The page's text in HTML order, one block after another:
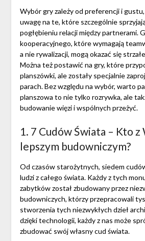
Wybór gry zależy od preferencji i
uwagę na te, które szczególnie
pogłębieniu relacji między partnerami.
kooperacyjnego, które wymagają
a nie rywalizacji, mogą okazać się
Można też postawić na gry, które
planszówki, ale zostały specjalnie
parach. Bez względu na wybór, warto
planszowa to nie tylko rozrywka, ale
budowanie więzi i wspólnych przeżyć.
1. 7 Cudów Świata – Kto z
lepszym budowniczym?
Od czasów starożytnych, siedem
ludzi z całego świata. Każdy z tych
zabytków został zbudowany przez
budowniczych, którzy przepracowali
stworzenia tych niezwykłych dzieł
dzięki technologii, każdy z nas może
zbudować swój własny cud świata.